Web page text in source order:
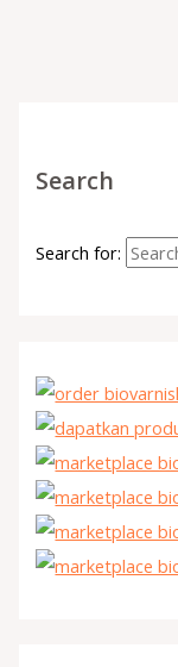
Search
Search for: